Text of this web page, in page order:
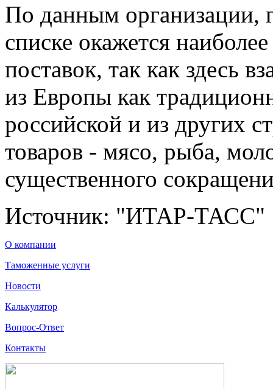
По данным организации,
списке окажется
поставок, так как здесь
из Европы как
российской и из других
товаров - мясо, рыба,
существенного
Источник: "ИТАР-ТАСС"
О компании
Таможенные услуги
Новости
Калькулятор
Вопрос-Ответ
Контакты